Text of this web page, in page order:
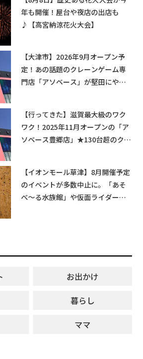
年も開催！屋台や夜店の出店も
♪【高宮納涼花火大会】
【大津市】2026年9月オープン予
定！あの話題のクレーンゲーム専
門店「アソベース」が堅田にやっ
【行ってきた】滋賀最大級のワク
ワク！2025年11月オープンの「ア
ソベース豊郷店」★130台超のクレ
【イオンモール草津】8月開催予定
のイベントが多数中止に。「あそ
べ〜る水族館」や仮面ライダーシ
お出かけ
暮らし
ママ